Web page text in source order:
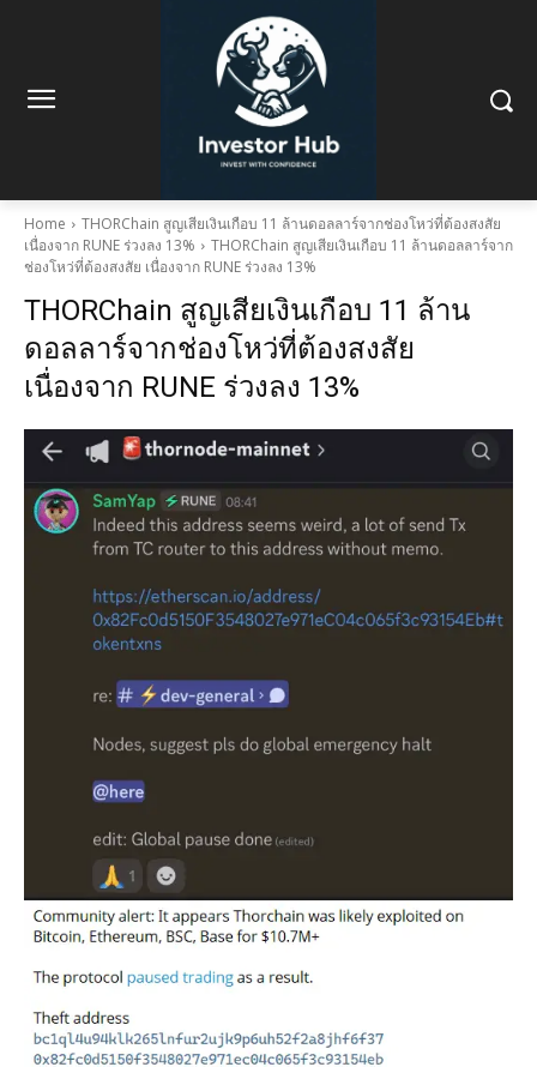
Home
THORChain สูญเสียเงินเกือบ 11 ล้านดอลลาร์จากช่องโหว่ที่ต้องสงสัย
เนื่องจาก RUNE ร่วงลง 13%
THORChain สูญเสียเงินเกือบ 11 ล้านดอลลาร์จาก
ช่องโหว่ที่ต้องสงสัย เนื่องจาก RUNE ร่วงลง 13%
THORChain สูญเสียเงินเกือบ 11 ล้าน
ดอลลาร์จากช่องโหว่ที่ต้องสงสัย
เนื่องจาก RUNE ร่วงลง 13%